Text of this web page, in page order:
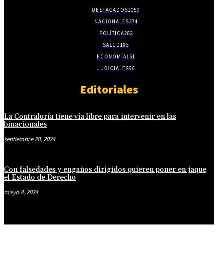
DESTACADOS1059
NACIONALES374
POLÍTICA262
SALUD185
ECONOMÍA151
JUDICIALES96
Editoriales
La Contraloría tiene vía libre para intervenir en las
binacionales
septiembre 20, 2024
Con falsedades y engaños dirigidos quieren poner en jaque
el Estado de Derecho
mayo 8, 2024